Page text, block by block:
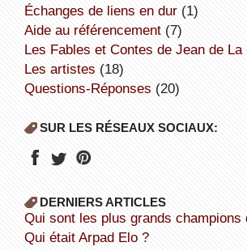
échanges de liens en dur(1)
aide au référencement(7)
Les Fables et Contes de Jean de La
Les artistes (18)
Questions-Réponses (20)
SUR LES RÉSEAUX SOCIAUX:
DERNIERS ARTICLES
Qui sont les plus grands
Qui était Arpad Elo ?